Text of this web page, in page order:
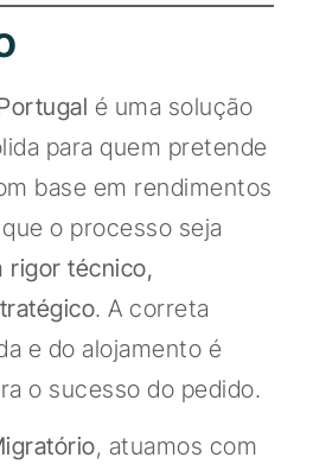
é uma solução
para quem pretende
base em rendimentos
o processo seja
rigor técnico,
. A correta
e do alojamento é
o sucesso do pedido.
, atuamos com